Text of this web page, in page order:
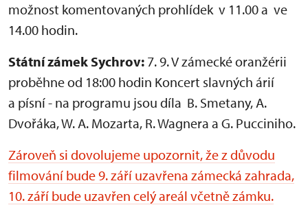
možnost komentovaných prohlídek v 11.00 a ve
14.00 hodin.
Státní zámek Sychrov: 7. 9. V zámecké oranžérii
proběhne od 18:00 hodin Koncert slavných árií
a písní - na programu jsou díla B. Smetany, A.
Dvořáka, W. A. Mozarta, R. Wagnera a G. Pucciniho.
Zároveň si dovolujeme upozornit, že z důvodu
filmování bude 9. září uzavřena zámecká zahrada,
10. září bude uzavřen celý areál včetně zámku.